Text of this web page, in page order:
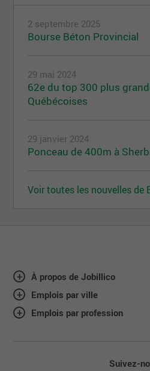
2 septembre 2025
Bourse Béton Provincial
29 mai 2024
62e du top 300 plus
Québécoises
29 janvier 2024
Ponceau de 400m à
Voir toutes les nouvelles de
À propos de Jobillico
Emplois par ville
Emplois par profession
Suivez-